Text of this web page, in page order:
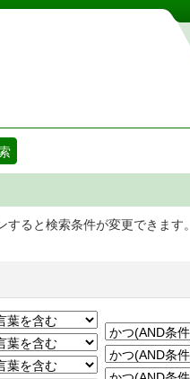
予約システム
ると検索条件が変更できます。